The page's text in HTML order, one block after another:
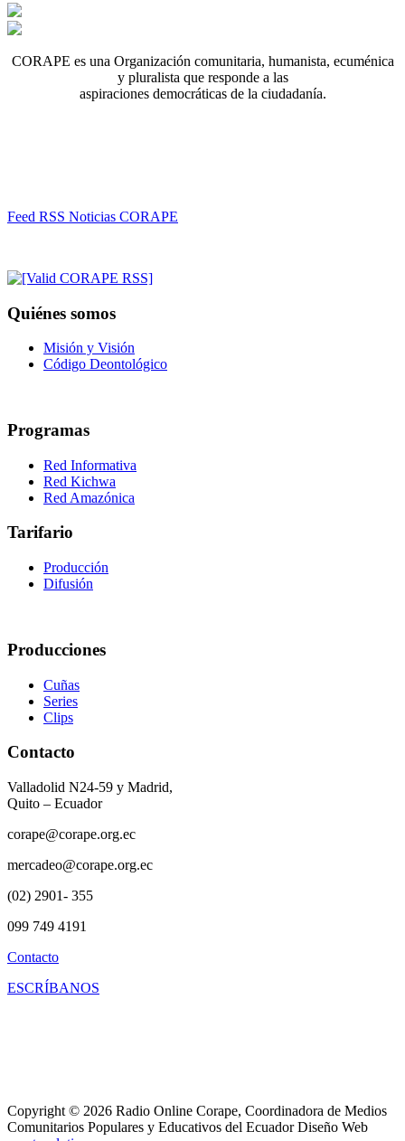
CORAPE es una Organización comunitaria, humanista, ecuménica
y pluralista que responde a las
aspiraciones democráticas de la ciudadanía.
Feed RSS Noticias CORAPE
Quiénes somos
Misión y Visión
Código Deontológico
Programas
Red Informativa
Red Kichwa
Red Amazónica
Tarifario
Producción
Difusión
Producciones
Cuñas
Series
Clips
Contacto
Valladolid N24-59 y Madrid,
Quito – Ecuador
corape@corape.org.ec
mercadeo@corape.org.ec
(02) 2901- 355
099 749 4191
Contacto
ESCRÍBANOS
Copyright © 2026 Radio Online Corape, Coordinadora de Medios
Comunitarios Populares y Educativos del Ecuador Diseño Web